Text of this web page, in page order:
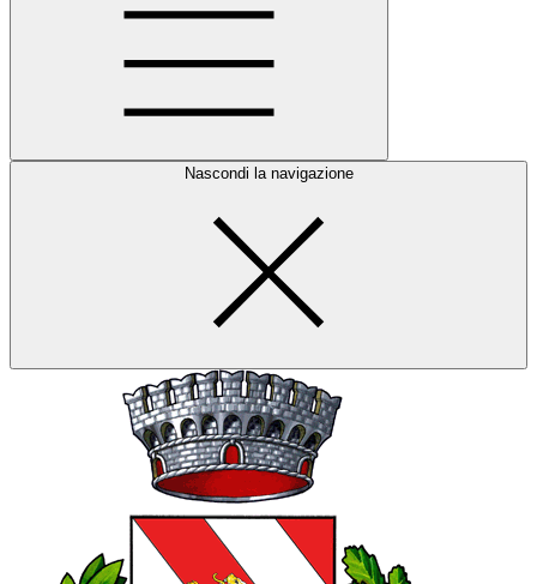
Nascondi la navigazione